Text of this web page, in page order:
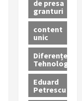
de presa
granturi
content
unic
Diferențe
Tehnologice
Eduard
Petrescu